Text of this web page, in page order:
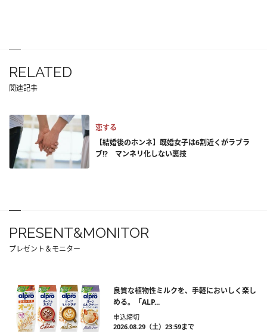
RELATED
関連記事
恋する
【結婚後のホンネ】既婚女子は6割近くがラブラ
ブ!? マンネリ化しない裏技
PRESENT&MONITOR
プレゼント＆モニター
良質な植物性ミルクを、手軽においしく楽し
める。「ALP...
申込締切
2026.08.29（土）23:59まで